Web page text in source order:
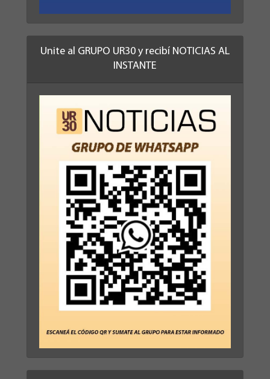
Unite al GRUPO UR30 y recibí NOTICIAS AL
INSTANTE